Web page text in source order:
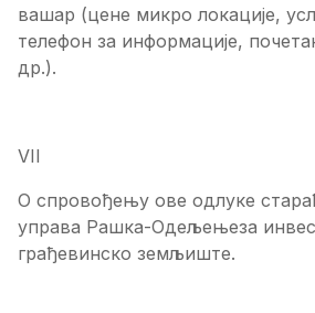
вашар (цене микро локације,
телефон за информације,
др.).
VII
О спровођењу ове одлуке
управа Рашка-Одељењеза
грађевинско земљиште.